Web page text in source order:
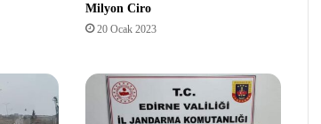
Milyon Ciro
20 Ocak 2023